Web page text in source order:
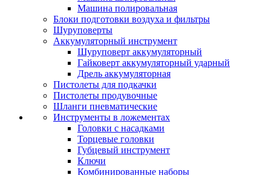
Машина полировальная
Блоки подготовки воздуха и фильтры
Шуруповерты
Аккумуляторный инструмент
Шуруповерт аккумуляторный
Гайковерт аккумуляторный ударный
Дрель аккумуляторная
Пистолеты для подкачки
Пистолеты продувочные
Шланги пневматические
Инструменты в ложементах
Головки с насадками
Торцевые головки
Губцевый инструмент
Ключи
Комбинированные наборы